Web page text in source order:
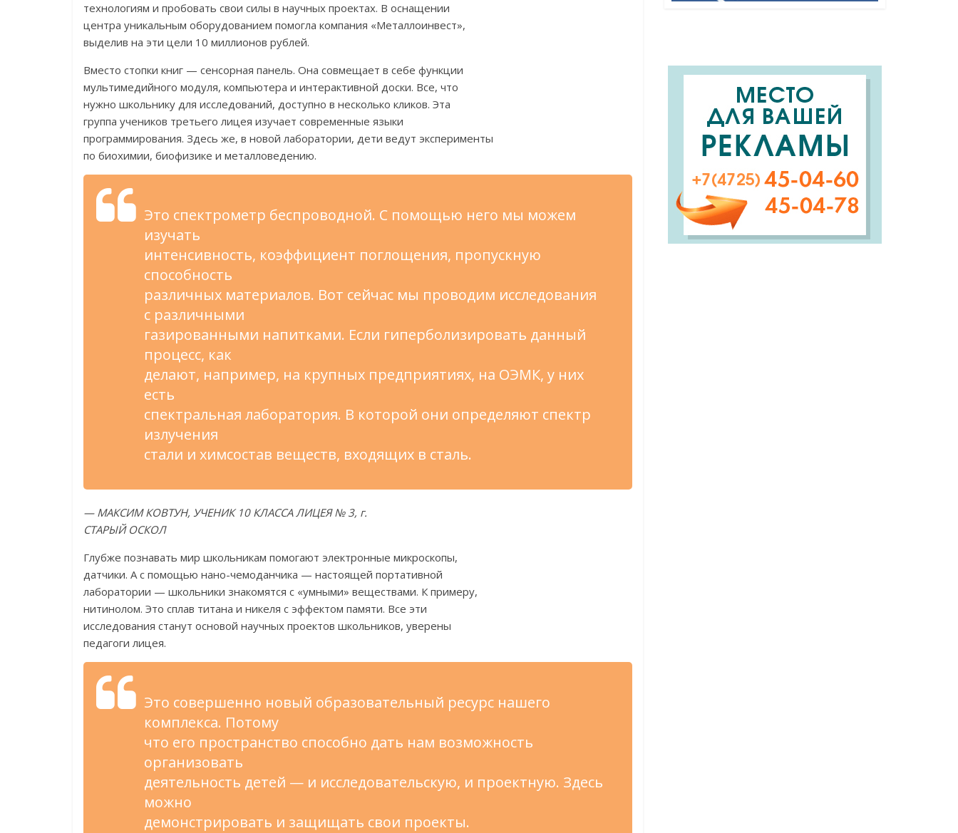
технологиям и пробовать свои силы в научных проектах. В оснащении
центра уникальным оборудованием помогла компания «Металлоинвест»,
выделив на эти цели 10 миллионов рублей.
Вместо стопки книг — сенсорная панель. Она совмещает в себе функции
мультимедийного модуля, компьютера и интерактивной доски. Все, что
нужно школьнику для исследований, доступно в несколько кликов. Эта
группа учеников третьего лицея изучает современные языки
программирования. Здесь же, в новой лаборатории, дети ведут эксперименты
по биохимии, биофизике и металловедению.
Это спектрометр беспроводной. С помощью него мы можем
изучать
интенсивность, коэффициент поглощения, пропускную
способность
различных материалов. Вот сейчас мы проводим исследования
с различными
газированными напитками. Если гиперболизировать данный
процесс, как
делают, например, на крупных предприятиях, на ОЭМК, у них
есть
спектральная лаборатория. В которой они определяют спектр
излучения
стали и химсостав веществ, входящих в сталь.
— МАКСИМ КОВТУН, УЧЕНИК 10 КЛАССА ЛИЦЕЯ № 3, г.
СТАРЫЙ ОСКОЛ
Глубже познавать мир школьникам помогают электронные микроскопы,
датчики. А с помощью нано-чемоданчика — настоящей портативной
лаборатории — школьники знакомятся с «умными» веществами. К примеру,
нитинолом. Это сплав титана и никеля с эффектом памяти. Все эти
исследования станут основой научных проектов школьников, уверены
педагоги лицея.
Это совершенно новый образовательный ресурс нашего
комплекса. Потому
что его пространство способно дать нам возможность
организовать
деятельность детей — и исследовательскую, и проектную. Здесь
можно
демонстрировать и защищать свои проекты.